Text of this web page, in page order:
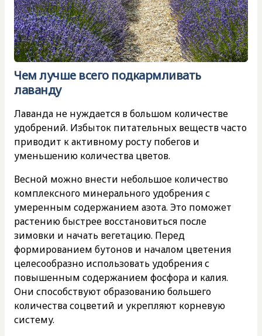
Чем лучше всего подкармливать
лаванду
Лаванда не нуждается в большом количестве
удобрений. Избыток питательных веществ часто
приводит к активному росту побегов и
уменьшению количества цветов.
Весной можно внести небольшое количество
комплексного минерального удобрения с
умеренным содержанием азота. Это поможет
растению быстрее восстановиться после
зимовки и начать вегетацию. Перед
формированием бутонов и началом цветения
целесообразно использовать удобрения с
повышенным содержанием фосфора и калия.
Они способствуют образованию большего
количества соцветий и укрепляют корневую
систему.